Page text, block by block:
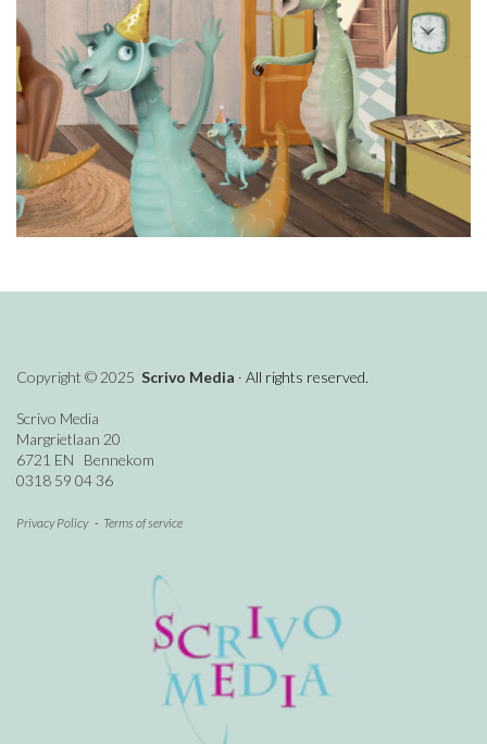
Copyright © 2025 Scrivo Media ∙ All rights reserved.
Scrivo Media
Margrietlaan 20
6721 EN Bennekom
0318 59 04 36
Privacy Policy- Terms of service